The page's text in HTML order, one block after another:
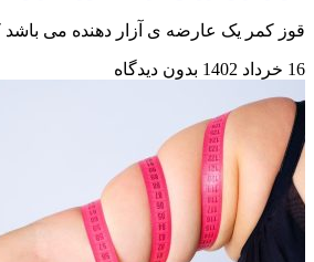
قوز کمر یک عارضه ی آزار دهنده می
16 خرداد 1402 بدون دیدگاه